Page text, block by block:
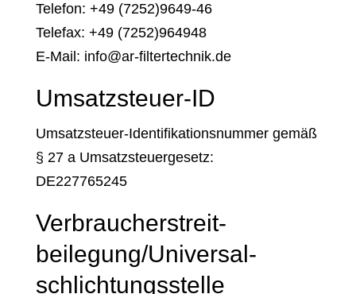
Telefon: +49 (7252)9649-46
Telefax: +49 (7252)964948
E-Mail: info@ar-filtertechnik.de
Umsatzsteuer-ID
Umsatzsteuer-Identifikationsnummer gemäß
§ 27 a Umsatzsteuergesetz:
DE227765245
Verbraucher­streit­
beilegung/Universal­
schlichtungs­stelle